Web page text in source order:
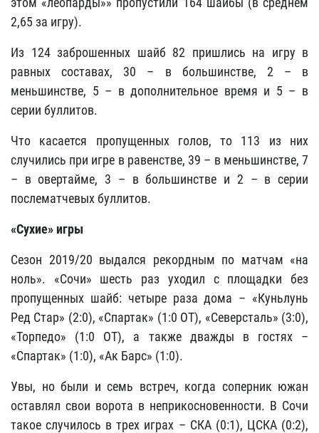
2,65 за игру).
Из 124 заброшенных шайб 82 пришлись на игру в
равных составах, 30 – в большинстве, 2 – в
меньшинстве, 5 – в дополнительное время и 5 – в
серии буллитов.
Что касается пропущенных голов, то 113 из них
случились при игре в равенстве, 39 – в меньшинстве, 7
– в овертайме, 3 – в большинстве и 2 – в серии
послематчевых буллитов.
«Сухие» игры
Сезон 2019/20 выдался рекордным по матчам «на
ноль». «Сочи» шесть раз уходил с площадки без
пропущенных шайб: четыре раза дома – «Куньлунь
Ред Стар» (2:0), «Спартак» (1:0 ОТ), «Северсталь» (3:0),
«Торпедо» (1:0 ОТ), а также дважды в гостях –
«Спартак» (1:0), «Ак Барс» (1:0).
Увы, но были и семь встреч, когда соперник южан
оставлял свои ворота в неприкосновенности. В Сочи
такое случилось в трех играх – СКА (0:1), ЦСКА (0:2),